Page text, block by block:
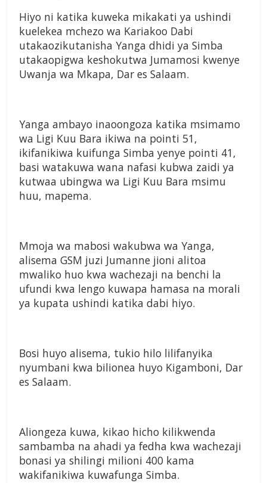
Hiyo ni katika kuweka mikakati ya ushindi
kuelekea mchezo wa Kariakoo Dabi
utakaozikutanisha Yanga dhidi ya Simba
utakaopigwa keshokutwa Jumamosi kwenye
Uwanja wa Mkapa, Dar es Salaam.
Yanga ambayo inaoongoza katika msimamo
wa Ligi Kuu Bara ikiwa na pointi 51,
ikifanikiwa kuifunga Simba yenye pointi 41,
basi watakuwa wana nafasi kubwa zaidi ya
kutwaa ubingwa wa Ligi Kuu Bara msimu
huu, mapema.
Mmoja wa mabosi wakubwa wa Yanga,
alisema GSM juzi Jumanne jioni alitoa
mwaliko huo kwa wachezaji na benchi la
ufundi kwa lengo kuwapa hamasa na morali
ya kupata ushindi katika dabi hiyo.
Bosi huyo alisema, tukio hilo lilifanyika
nyumbani kwa bilionea huyo Kigamboni, Dar
es Salaam.
Aliongeza kuwa, kikao hicho kilikwenda
sambamba na ahadi ya fedha kwa wachezaji
bonasi ya shilingi milioni 400 kama
wakifanikiwa kuwafunga Simba.